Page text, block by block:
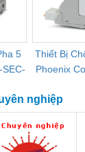
5
Thiết Bị
Phoenix
nghiệp